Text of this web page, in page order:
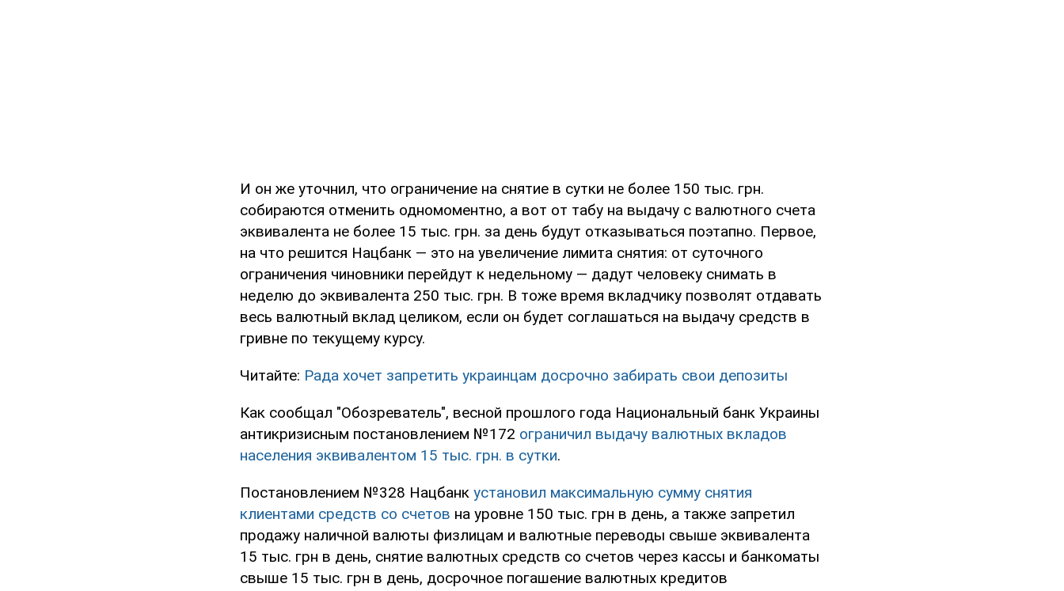
И он же уточнил, что ограничение на снятие в сутки не более 150 тыс. грн.
собираются отменить одномоментно, а вот от табу на выдачу с валютного счета
эквивалента не более 15 тыс. грн. за день будут отказываться поэтапно. Первое,
на что решится Нацбанк — это на увеличение лимита снятия: от суточного
ограничения чиновники перейдут к недельному — дадут человеку снимать в
неделю до эквивалента 250 тыс. грн. В тоже время вкладчику позволят отдавать
весь валютный вклад целиком, если он будет соглашаться на выдачу средств в
гривне по текущему курсу.
Читайте: Рада хочет запретить украинцам досрочно забирать свои депозиты
Как сообщал "Обозреватель", весной прошлого года Национальный банк Украины
антикризисным постановлением №172 ограничил выдачу валютных вкладов
населения эквивалентом 15 тыс. грн. в сутки.
Постановлением №328 Нацбанк установил максимальную сумму снятия
клиентами средств со счетов на уровне 150 тыс. грн в день, а также запретил
продажу наличной валюты физлицам и валютные переводы свыше эквивалента
15 тыс. грн в день, снятие валютных средств со счетов через кассы и банкоматы
свыше 15 тыс. грн в день, досрочное погашение валютных кредитов